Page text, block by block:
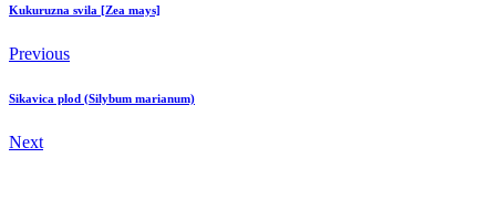
Kukuruzna svila [Zea mays]
Previous
Sikavica plod (Silybum marianum)
Next